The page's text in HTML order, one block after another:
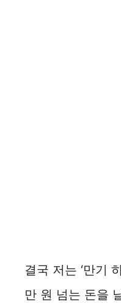
결국 저는 ‘만기
만 원 넘는 돈을